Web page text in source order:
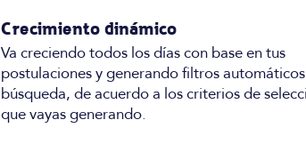
Crecimiento dinámico
Va creciendo todos los días con base en tus
postulaciones y generando filtros
búsqueda, de acuerdo a los criterios de
que vayas generando.